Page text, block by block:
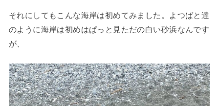
それにしてもこんな海岸は初めてみました。よつばと達
のように海岸は初めはぱっと見ただの白い砂浜なんです
が、